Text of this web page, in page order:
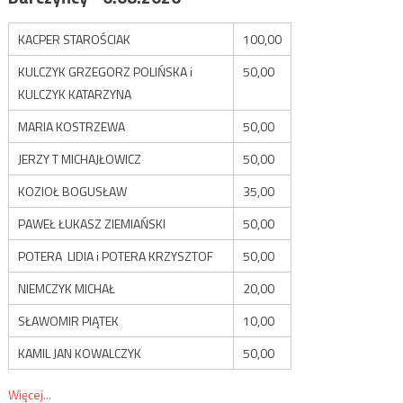
KACPER STAROŚCIAK
100,00
KULCZYK GRZEGORZ POLIŃSKA i
KULCZYK KATARZYNA
50,00
MARIA KOSTRZEWA
50,00
JERZY T MICHAJŁOWICZ
50,00
KOZIOŁ BOGUSŁAW
35,00
PAWEŁ ŁUKASZ ZIEMIAŃSKI
50,00
POTERA LIDIA i POTERA KRZYSZTOF
50,00
NIEMCZYK MICHAŁ
20,00
SŁAWOMIR PIĄTEK
10,00
KAMIL JAN KOWALCZYK
50,00
Więcej...